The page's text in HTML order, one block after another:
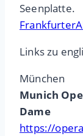
Seenplatte.
Links zu
München
Munich
Dame
https://